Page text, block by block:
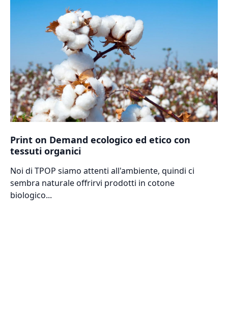
Print on Demand ecologico ed etico con
tessuti organici
Noi di TPOP siamo attenti all'ambiente, quindi ci
sembra naturale offrirvi prodotti in cotone
biologico...